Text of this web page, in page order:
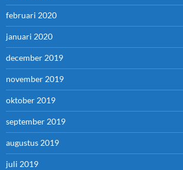
februari 2020
januari 2020
december 2019
november 2019
oktober 2019
september 2019
augustus 2019
juli 2019